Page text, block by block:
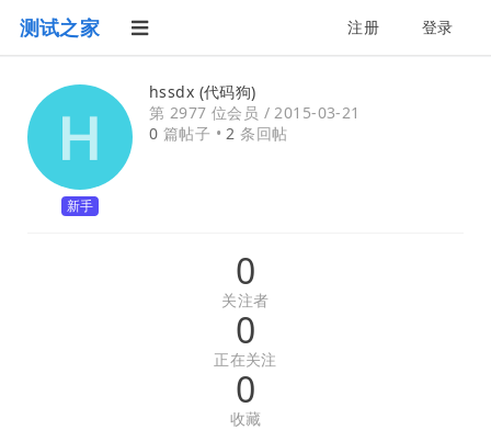
测试之家 注册 登录
新手
hssdx (代码狗)
第 2977 位会员 /2015-03-21
0 篇帖子 •2 条回帖
0
关注者
0
正在关注
0
收藏